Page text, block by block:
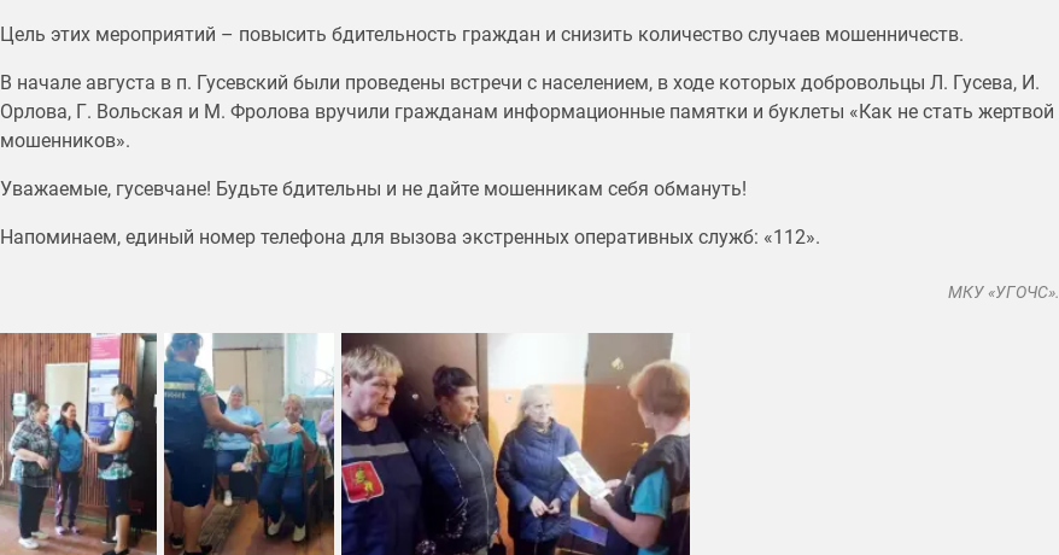
Цель этих мероприятий – повысить бдительность граждан и снизить количество случаев мошенничеств.
В начале августа в п. Гусевский были проведены встречи с населением, в ходе которых добровольцы Л. Гусева, И.
Орлова, Г. Вольская и М. Фролова вручили гражданам информационные памятки и буклеты «Как не стать жертвой
мошенников».
Уважаемые, гусевчане! Будьте бдительны и не дайте мошенникам себя обмануть!
Напоминаем, единый номер телефона для вызова экстренных оперативных служб: «112».
МКУ «УГОЧС».